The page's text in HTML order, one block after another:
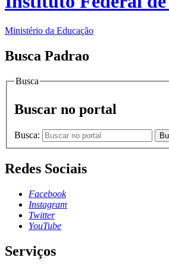
Ministério da Educação
Busca Padrao
Busca
Buscar no portal
Busca:
Redes Sociais
Facebook
Instagram
Twitter
YouTube
Serviços